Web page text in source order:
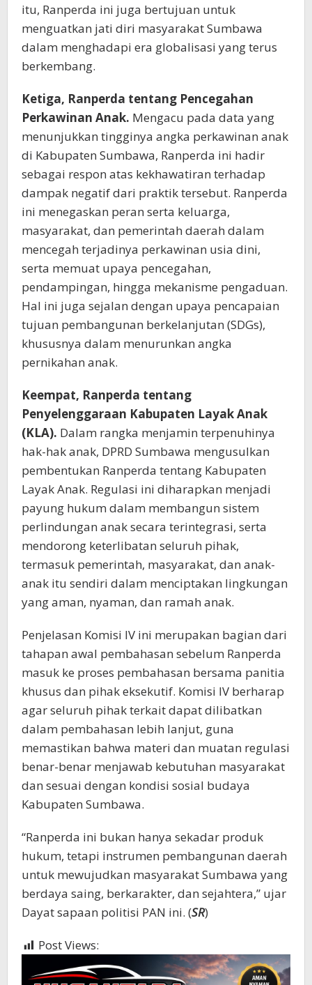
itu, Ranperda ini juga bertujuan untuk
menguatkan jati diri masyarakat Sumbawa
dalam menghadapi era globalisasi yang terus
berkembang.
Ketiga, Ranperda tentang Pencegahan
Perkawinan Anak. Mengacu pada data yang
menunjukkan tingginya angka perkawinan anak
di Kabupaten Sumbawa, Ranperda ini hadir
sebagai respon atas kekhawatiran terhadap
dampak negatif dari praktik tersebut. Ranperda
ini menegaskan peran serta keluarga,
masyarakat, dan pemerintah daerah dalam
mencegah terjadinya perkawinan usia dini,
serta memuat upaya pencegahan,
pendampingan, hingga mekanisme pengaduan.
Hal ini juga sejalan dengan upaya pencapaian
tujuan pembangunan berkelanjutan (SDGs),
khususnya dalam menurunkan angka
pernikahan anak.
Keempat, Ranperda tentang
Penyelenggaraan Kabupaten Layak Anak
(KLA). Dalam rangka menjamin terpenuhinya
hak-hak anak, DPRD Sumbawa mengusulkan
pembentukan Ranperda tentang Kabupaten
Layak Anak. Regulasi ini diharapkan menjadi
payung hukum dalam membangun sistem
perlindungan anak secara terintegrasi, serta
mendorong keterlibatan seluruh pihak,
termasuk pemerintah, masyarakat, dan anak-
anak itu sendiri dalam menciptakan lingkungan
yang aman, nyaman, dan ramah anak.
Penjelasan Komisi IV ini merupakan bagian dari
tahapan awal pembahasan sebelum Ranperda
masuk ke proses pembahasan bersama panitia
khusus dan pihak eksekutif. Komisi IV berharap
agar seluruh pihak terkait dapat dilibatkan
dalam pembahasan lebih lanjut, guna
memastikan bahwa materi dan muatan regulasi
benar-benar menjawab kebutuhan masyarakat
dan sesuai dengan kondisi sosial budaya
Kabupaten Sumbawa.
“Ranperda ini bukan hanya sekadar produk
hukum, tetapi instrumen pembangunan daerah
untuk mewujudkan masyarakat Sumbawa yang
berdaya saing, berkarakter, dan sejahtera,” ujar
Dayat sapaan politisi PAN ini. (SR)
Post Views: